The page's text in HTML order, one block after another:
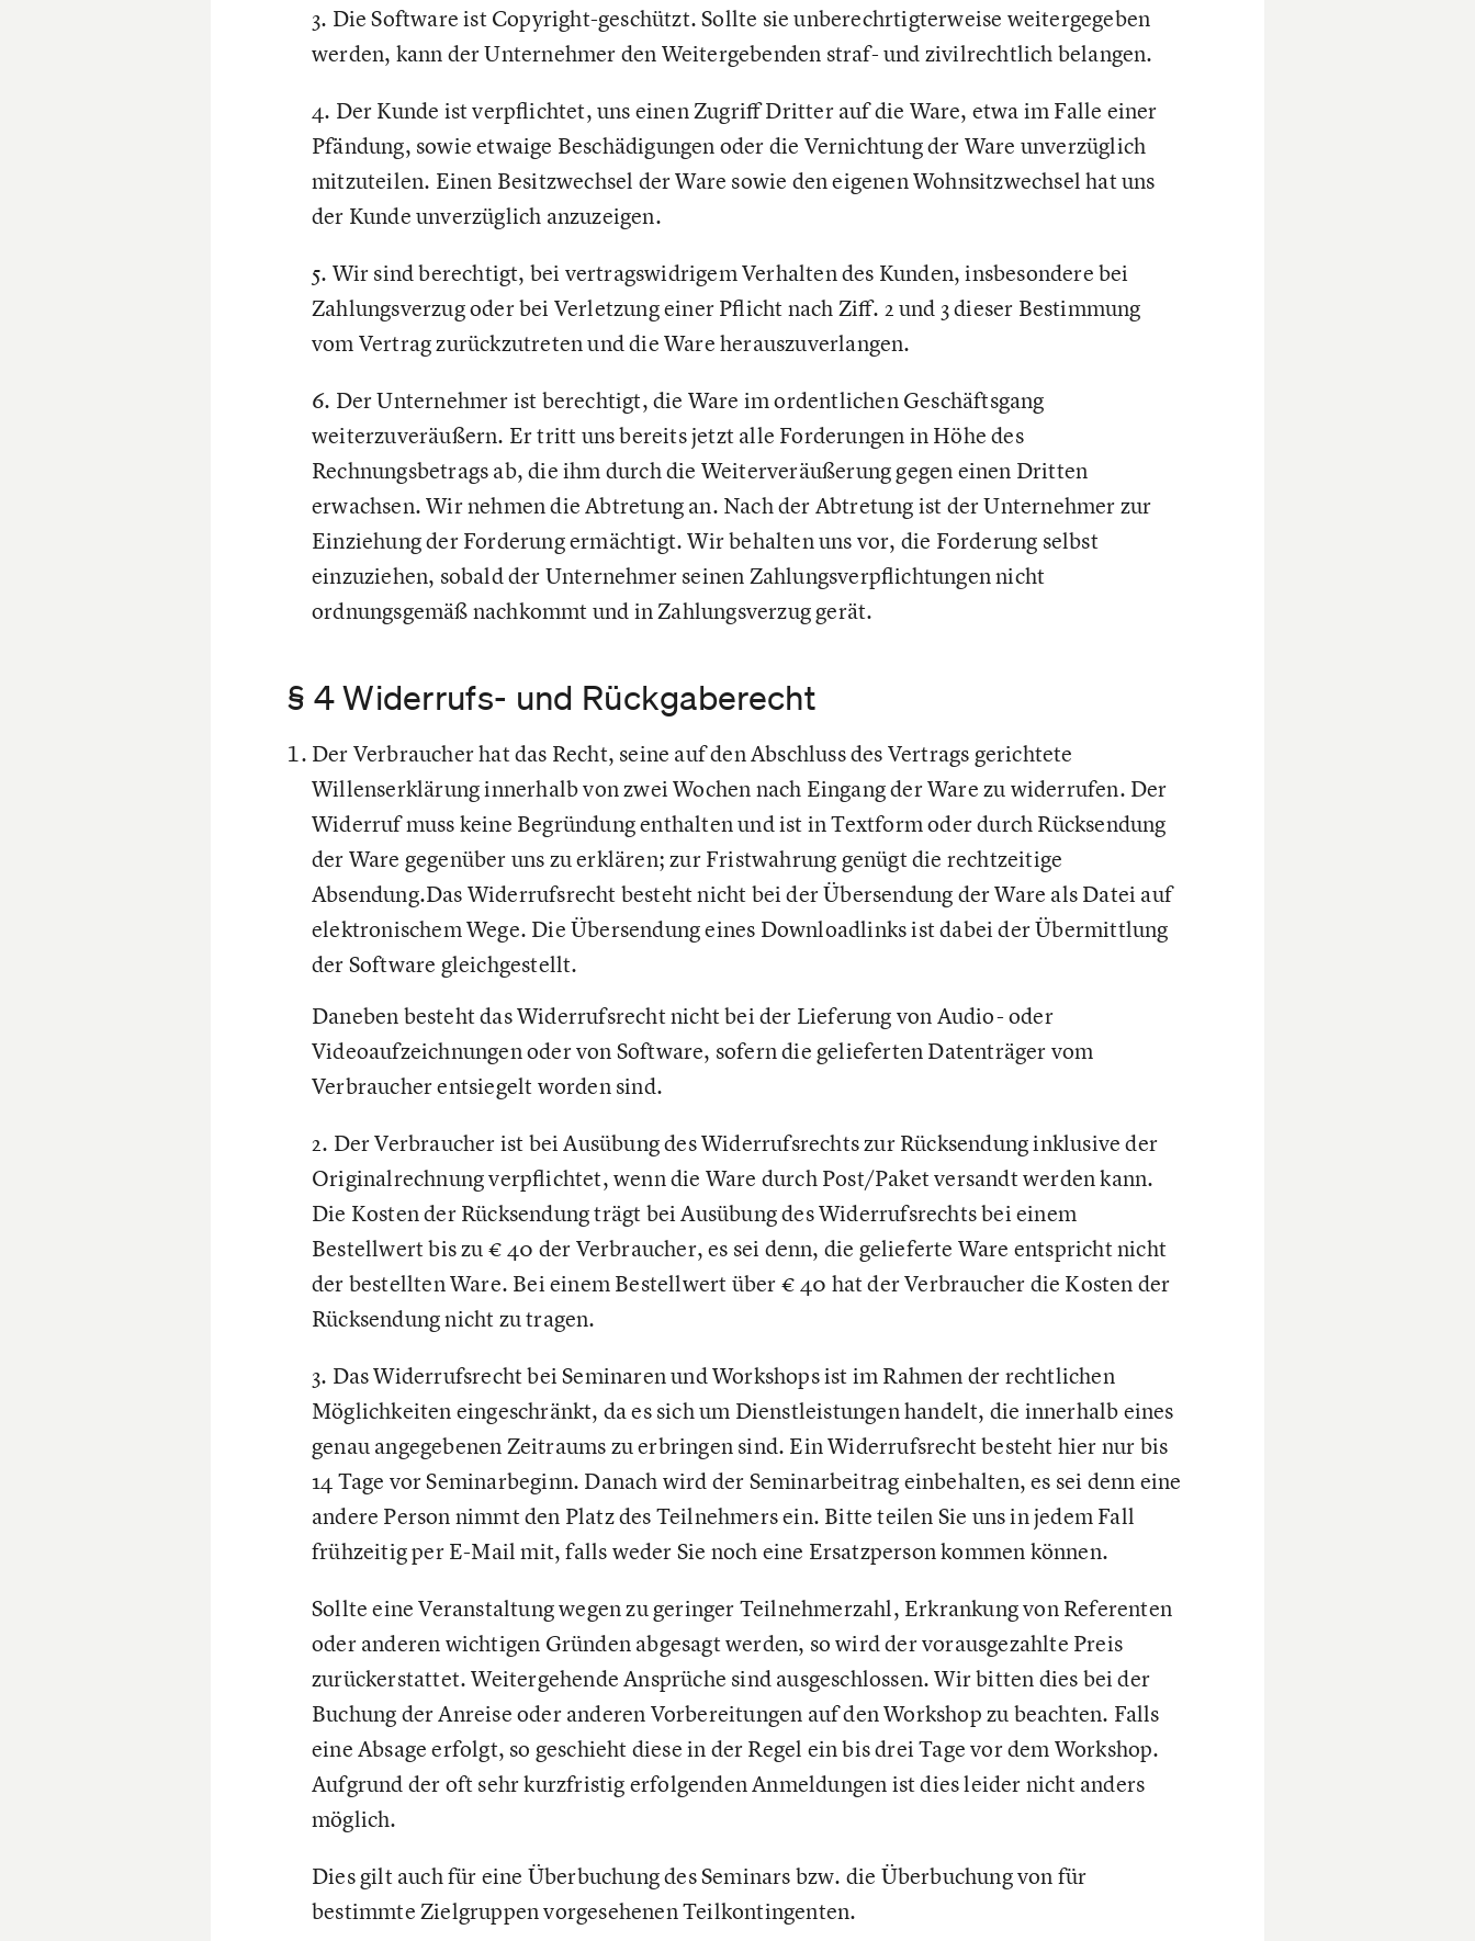
3. Die Software ist Copyright-geschützt. Sollte sie unberechrtigterweise weitergegeben
werden, kann der Unternehmer den Weitergebenden straf- und zivilrechtlich belangen.
4. Der Kunde ist verpflichtet, uns einen Zugriff Dritter auf die Ware, etwa im Falle einer
Pfändung, sowie etwaige Beschädigungen oder die Vernichtung der Ware unverzüglich
mitzuteilen. Einen Besitzwechsel der Ware sowie den eigenen Wohnsitzwechsel hat uns
der Kunde unverzüglich anzuzeigen.
5. Wir sind berechtigt, bei vertragswidrigem Verhalten des Kunden, insbesondere bei
Zahlungsverzug oder bei Verletzung einer Pflicht nach Ziff. 2 und 3 dieser Bestimmung
vom Vertrag zurückzutreten und die Ware herauszuverlangen.
6. Der Unternehmer ist berechtigt, die Ware im ordentlichen Geschäftsgang
weiterzuveräußern. Er tritt uns bereits jetzt alle Forderungen in Höhe des
Rechnungsbetrags ab, die ihm durch die Weiterveräußerung gegen einen Dritten
erwachsen. Wir nehmen die Abtretung an. Nach der Abtretung ist der Unternehmer zur
Einziehung der Forderung ermächtigt. Wir behalten uns vor, die Forderung selbst
einzuziehen, sobald der Unternehmer seinen Zahlungsverpflichtungen nicht
ordnungsgemäß nachkommt und in Zahlungsverzug gerät.
§ 4 Widerrufs- und Rückgaberecht
Der Verbraucher hat das Recht, seine auf den Abschluss des Vertrags gerichtete
Willenserklärung innerhalb von zwei Wochen nach Eingang der Ware zu widerrufen. Der
Widerruf muss keine Begründung enthalten und ist in Textform oder durch Rücksendung
der Ware gegenüber uns zu erklären; zur Fristwahrung genügt die rechtzeitige
Absendung.Das Widerrufsrecht besteht nicht bei der Übersendung der Ware als Datei auf
elektronischem Wege. Die Übersendung eines Downloadlinks ist dabei der Übermittlung
der Software gleichgestellt.
Daneben besteht das Widerrufsrecht nicht bei der Lieferung von Audio- oder
Videoaufzeichnungen oder von Software, sofern die gelieferten Datenträger vom
Verbraucher entsiegelt worden sind.
2. Der Verbraucher ist bei Ausübung des Widerrufsrechts zur Rücksendung inklusive der
Originalrechnung verpflichtet, wenn die Ware durch Post/Paket versandt werden kann.
Die Kosten der Rücksendung trägt bei Ausübung des Widerrufsrechts bei einem
Bestellwert bis zu € 40 der Verbraucher, es sei denn, die gelieferte Ware entspricht nicht
der bestellten Ware. Bei einem Bestellwert über € 40 hat der Verbraucher die Kosten der
Rücksendung nicht zu tragen.
3. Das Widerrufsrecht bei Seminaren und Workshops ist im Rahmen der rechtlichen
Möglichkeiten eingeschränkt, da es sich um Dienstleistungen handelt, die innerhalb eines
genau angegebenen Zeitraums zu erbringen sind. Ein Widerrufsrecht besteht hier nur bis
14 Tage vor Seminarbeginn. Danach wird der Seminarbeitrag einbehalten, es sei denn eine
andere Person nimmt den Platz des Teilnehmers ein. Bitte teilen Sie uns in jedem Fall
frühzeitig per E-Mail mit, falls weder Sie noch eine Ersatzperson kommen können.
Sollte eine Veranstaltung wegen zu geringer Teilnehmerzahl, Erkrankung von Referenten
oder anderen wichtigen Gründen abgesagt werden, so wird der vorausgezahlte Preis
zurückerstattet. Weitergehende Ansprüche sind ausgeschlossen. Wir bitten dies bei der
Buchung der Anreise oder anderen Vorbereitungen auf den Workshop zu beachten. Falls
eine Absage erfolgt, so geschieht diese in der Regel ein bis drei Tage vor dem Workshop.
Aufgrund der oft sehr kurzfristig erfolgenden Anmeldungen ist dies leider nicht anders
möglich.
Dies gilt auch für eine Überbuchung des Seminars bzw. die Überbuchung von für
bestimmte Zielgruppen vorgesehenen Teilkontingenten.